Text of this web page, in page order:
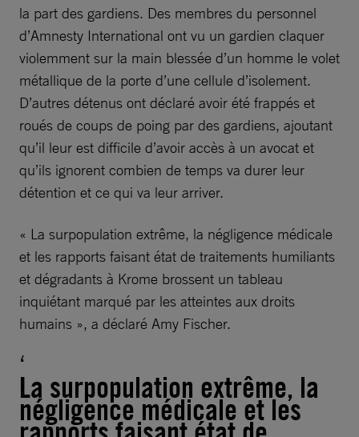
la part des gardiens. Des membres du personnel
d’Amnesty International ont vu un gardien claquer
violemment sur la main blessée d’un homme le volet
métallique de la porte d’une cellule d’isolement.
D’autres détenus ont déclaré avoir été frappés et
roués de coups de poing par des gardiens, ajoutant
qu’il leur est difficile d’avoir accès à un avocat et
qu’ils ignorent combien de temps va durer leur
détention et ce qui va leur arriver.
« La surpopulation extrême, la négligence médicale
et les rapports faisant état de traitements humiliants
et dégradants à Krome brossent un tableau
inquiétant marqué par les atteintes aux droits
humains », a déclaré Amy Fischer.
La surpopulation extrême, la
négligence médicale et les